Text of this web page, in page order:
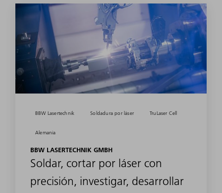
BBW Lasertechnik Soldadura por láser TruLaser Cell
Alemania
BBW LASERTECHNIK GMBH
Soldar, cortar por láser con
precisión, investigar, desarrollar